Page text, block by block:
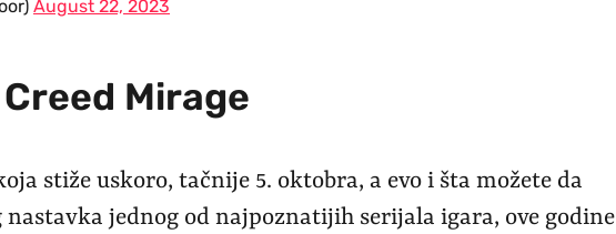
August 22, 2023
Mirage
stiže uskoro, tačnije 5. oktobra, a evo i šta možete da
nastavka jednog od najpoznatijih serijala igara, ove godine